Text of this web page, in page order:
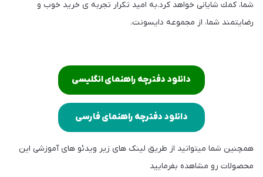
شما، كمك شايانی خواهد كرد.به اميد تكرار تجربه ی خريد خوب و
رضايتمند شما، از مجموعه دايسونت.
دانلود دفترچه راهنمای انگلیسی
دانلود دفترچه راهنمای فارسی
همچنین شما میتوانید از طریق لینک های زیر ویدئو های آموزشی این
محصولات رو مشاهده بفرمایید